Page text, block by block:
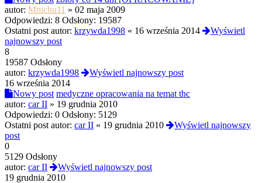
autor: Mnichu11 » 02 maja 2009
Odpowiedzi: 8 Odsłony: 19587
Ostatni post autor: krzywda1998 « 16 września 2014
Wyświetl
najnowszy post
8
19587 Odsłony
autor: krzywda1998
Wyświetl najnowszy post
16 września 2014
Nowy post medyczne opracowania na temat thc
autor: car II » 19 grudnia 2010
Odpowiedzi: 0 Odsłony: 5129
Ostatni post autor: car II « 19 grudnia 2010
Wyświetl najnowszy
post
0
5129 Odsłony
autor: car II
Wyświetl najnowszy post
19 grudnia 2010